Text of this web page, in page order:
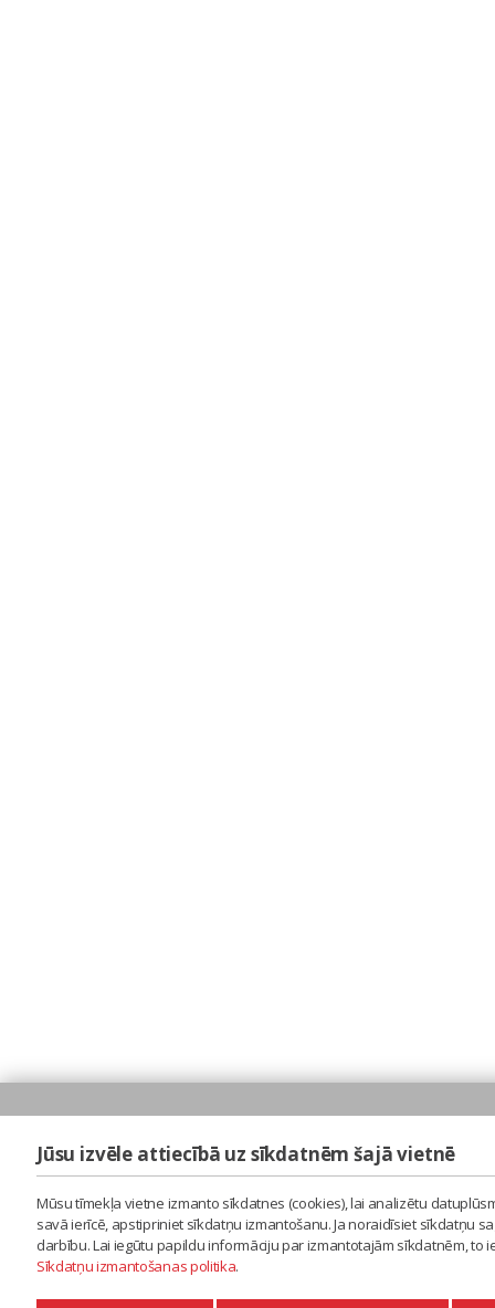
Jūsu izvēle attiecībā uz sīkdatnēm šajā vietnē
Mūsu tīmekļa vietne izmanto sīkdatnes (cookies), lai analizētu
savā ierīcē, apstipriniet sīkdatņu izmantošanu. Ja noraidīsiet sīkdatņu
darbību. Lai iegūtu papildu informāciju par izmantotajām sīkdatnēm,
Sīkdatņu izmantošanas politika.